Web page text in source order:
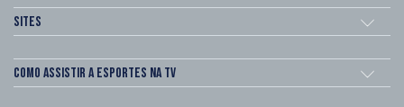
Sites
Como assistir a esportes na TV